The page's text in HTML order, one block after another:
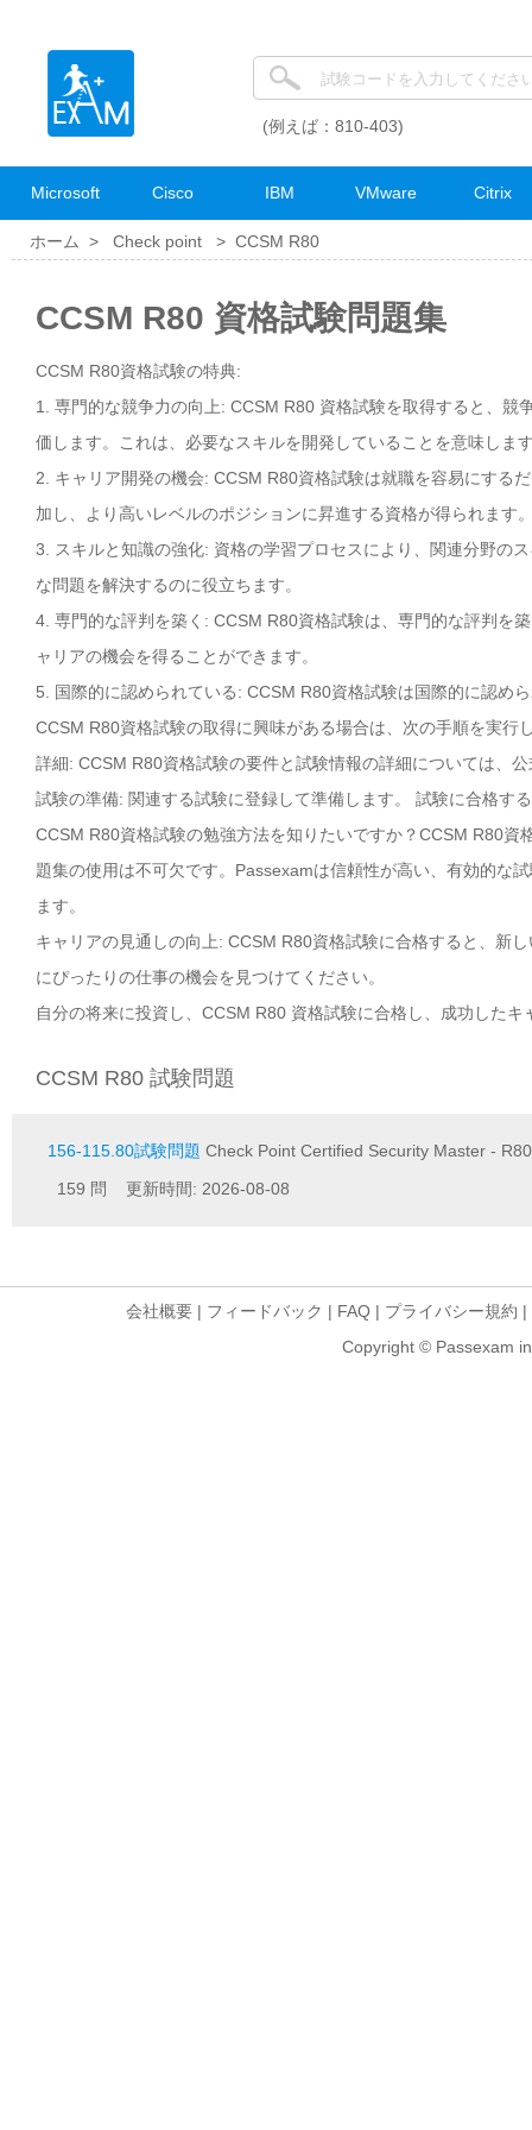
(例えば：810-403)
Microsoft Cisco IBM VMware Citrix
ホーム > Check point > CCSM R80
CCSM R80 資格試験問題集
CCSM R80資格試験の特典:
1. 専門的な競争力の向上: CCSM R80 資格試験を取得すると、
価します。これは、必要なスキルを開発していることを意味しま
2. キャリア開発の機会: CCSM R80資格試験は就職を容易にする
加し、より高いレベルのポジションに昇進する資格が得られます
3. スキルと知識の強化: 資格の学習プロセスにより、関連分野の
な問題を解決するのに役立ちます。
4. 専門的な評判を築く: CCSM R80資格試験は、専門的な評判を
ャリアの機会を得ることができます。
5. 国際的に認められている: CCSM R80資格試験は国際的に認め
CCSM R80資格試験の取得に興味がある場合は、次の手順を実行
詳細: CCSM R80資格試験の要件と試験情報の詳細については、
試験の準備: 関連する試験に登録して準備します。 試験に合格す
CCSM R80資格試験の勉強方法を知りたいですか？CCSM R80
題集の使用は不可欠です。Passexamは信頼性が高い、有効的な
ます。
キャリアの見通しの向上: CCSM R80資格試験に合格すると、新
にぴったりの仕事の機会を見つけてください。
自分の将来に投資し、CCSM R80 資格試験に合格し、成功した
CCSM R80 試験問題
156-115.80試験問題 Check Point Certified Security Master - R80
159 問 更新時間: 2026-08-08
会社概要 | フィードバック | FAQ | プライバシー規約 |
Copyright © Passexam